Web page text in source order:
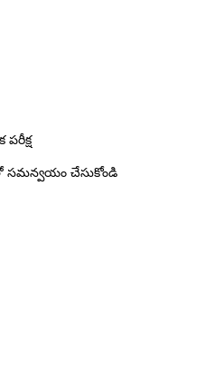
సమన్వయం చేసుకోండి